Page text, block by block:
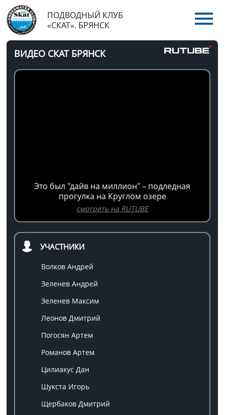
ПОДВОДНЫЙ КЛУБ
«СКАТ». БРЯНСК
ВИДЕО СКАТ БРЯНСК
Это был "дайв на миллион" – подледная
прогулка на Круглом озере
смотреть на RUTUBE
УЧАСТНИКИ
Волков Андрей
Зеленев Андрей
Зеленев Максим
Леонов Дмитрий
Погосян Артем
Романов Артем
Цилиакус Дан
Шукста Игорь
Щербаков Дмитрий